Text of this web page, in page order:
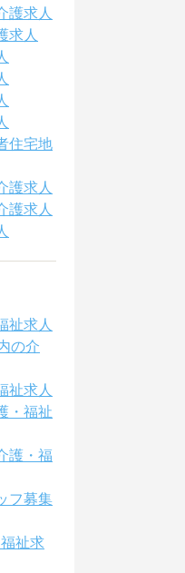
護求人
求人
住宅地
護求人
護求人
祉求人
の介
祉求人
・福祉
護・福
フ募集
祉求